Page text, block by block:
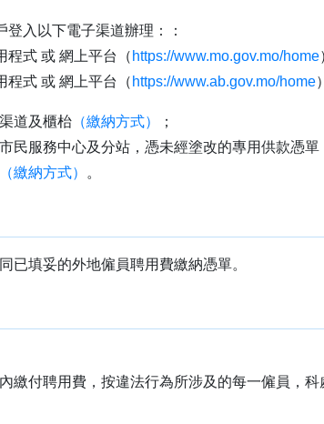
登入以下電子渠道辦理：
：
程式 或 網上平台（ https://www.mo.gov.mo/home
程式 或 網上平台（ https://www.ab.gov.mo/home
道及櫃枱（繳納方式）
；
民服務中心及分站，憑未經塗改的專用供款憑
繳納方式） 。
已填妥的外地僱員聘用費繳納憑單。
繳付聘用費，按違法行為所涉及的每一僱員，科